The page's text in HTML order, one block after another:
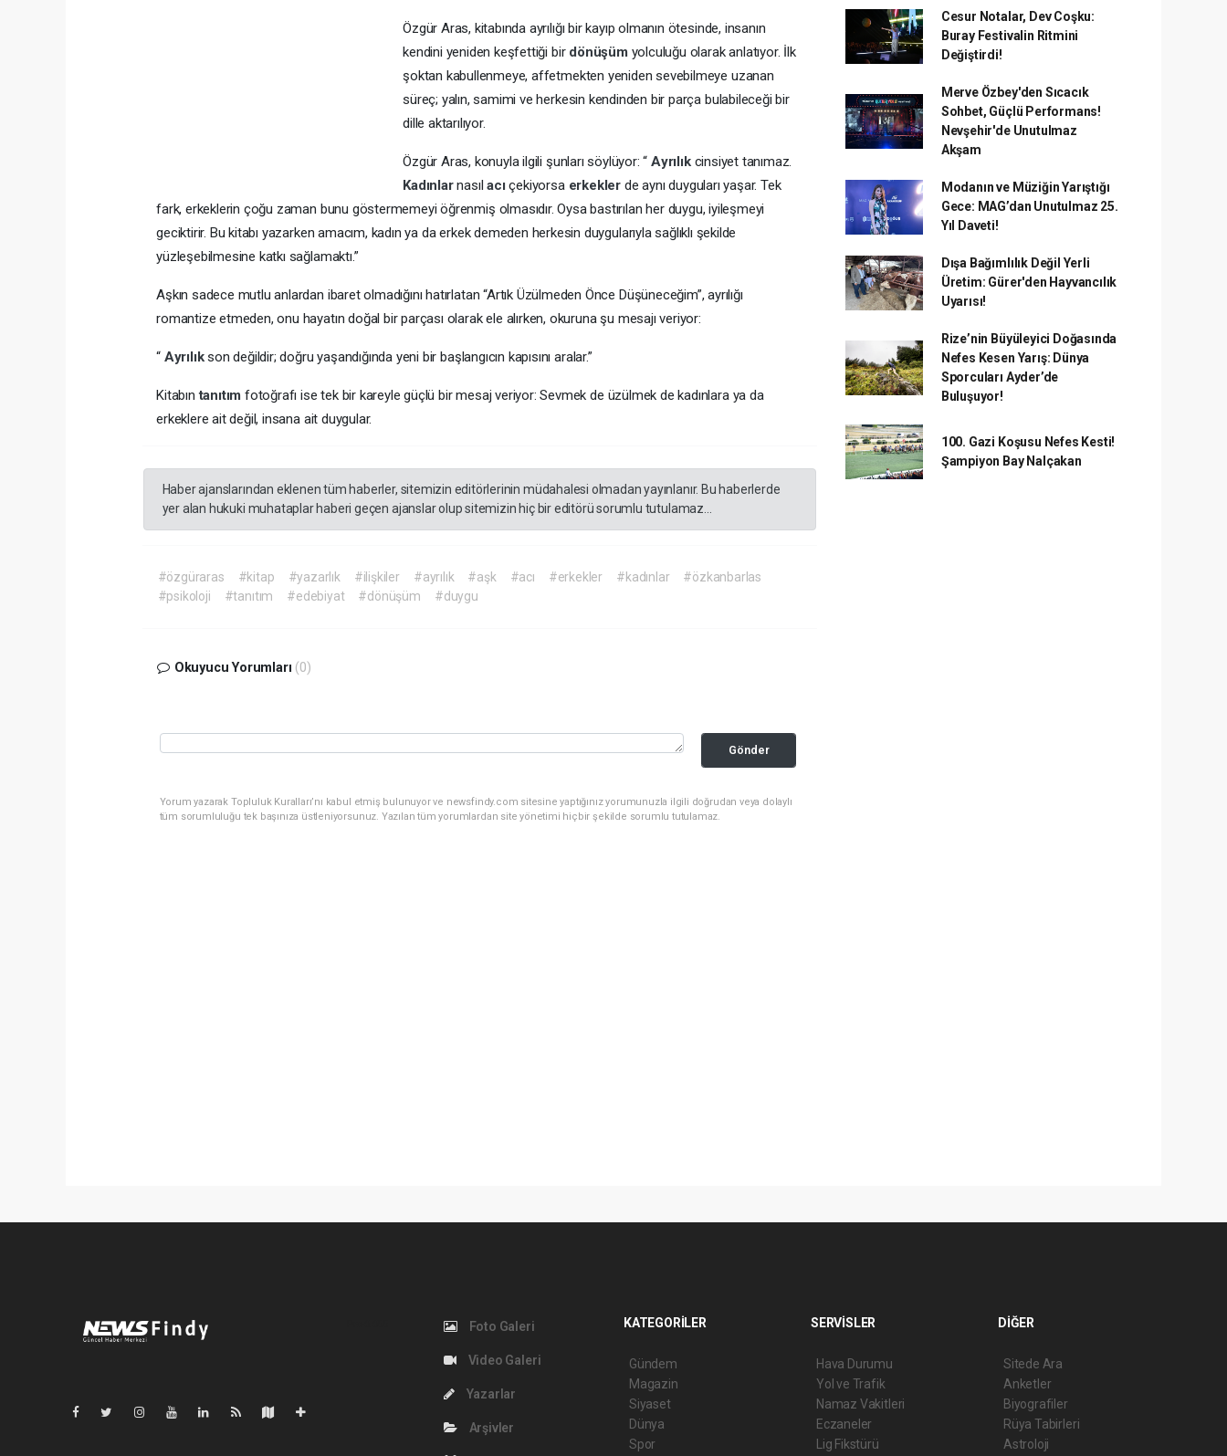
Özgür Aras, kitabında ayrılığı bir kayıp olmanın ötesinde, insanın
kendini yeniden keşfettiği bir dönüşüm yolculuğu olarak anlatıyor. İlk
şoktan kabullenmeye, affetmekten yeniden sevebilmeye uzanan
süreç; yalın, samimi ve herkesin kendinden bir parça bulabileceği bir
dille aktarılıyor.
Özgür Aras, konuyla ilgili şunları söylüyor: “Ayrılık cinsiyet tanımaz.
Kadınlarnasılacıçekiyorsa erkekler de aynı duyguları yaşar. Tek
fark, erkeklerin çoğu zaman bunu göstermemeyi öğrenmiş olmasıdır. Oysa bastırılan her duygu, iyileşmeyi
geciktirir. Bu kitabı yazarken amacım, kadın ya da erkek demeden herkesin duygularıyla sağlıklı şekilde
yüzleşebilmesine katkı sağlamaktı.”
Aşkın sadece mutlu anlardan ibaret olmadığını hatırlatan “Artık Üzülmeden Önce Düşüneceğim”, ayrılığı
romantize etmeden, onu hayatın doğal bir parçası olarak ele alırken, okuruna şu mesajı veriyor:
“ Ayrılıkson değildir; doğru yaşandığında yeni bir başlangıcın kapısını aralar.”
Kitabıntanıtımfotoğrafı ise tek bir kareyle güçlü bir mesaj veriyor: Sevmek de üzülmek de kadınlara ya da
erkeklere ait değil, insana ait duygular.
Haber ajanslarından eklenen tüm haberler, sitemizin editörlerinin müdahalesi olmadan yayınlanır. Bu haberlerde
yer alan hukuki muhataplar haberi geçen ajanslar olup sitemizin hiç bir editörü sorumlu tutulamaz...
#özgüraras #kitap #yazarlık #ilişkiler #ayrılık #aşk #acı #erkekler #kadınlar
#özkanbarlas
#psikoloji
#tanıtım #edebiyat #dönüşüm #duygu
Okuyucu Yorumları (0)
Gönder
Yorum yazarak Topluluk Kuralları’nı kabul etmiş bulunuyor ve newsfindy.com sitesine yaptığınız yorumunuzla ilgili doğrudan veya dolaylı
tüm sorumluluğu tek başınıza üstleniyorsunuz. Yazılan tüm yorumlardan site yönetimi hiçbir şekilde sorumlu tutulamaz.
Cesur Notalar, Dev Coşku:
Buray Festivalin Ritmini
Değiştirdi!
Merve Özbey'den Sıcacık
Sohbet, Güçlü Performans!
Nevşehir'de Unutulmaz
Akşam
Modanın ve Müziğin Yarıştığı
Gece: MAG’dan Unutulmaz 25.
Yıl Daveti!
Dışa Bağımlılık Değil Yerli
Üretim: Gürer'den Hayvancılık
Uyarısı!
Rize’nin Büyüleyici Doğasında
Nefes Kesen Yarış: Dünya
Sporcuları Ayder’de
Buluşuyor!
100. Gazi Koşusu Nefes Kesti!
Şampiyon Bay Nalçakan
Foto Galeri
Video Galeri
Yazarlar
Arşivler
KATEGORİLER
Gündem
Magazin
Siyaset
Dünya
Spor
SERVİSLER
Hava Durumu
Yol ve Trafik
Namaz Vakitleri
Eczaneler
Lig Fikstürü
DİĞER
Sitede Ara
Anketler
Biyografiler
Rüya Tabirleri
Astroloji